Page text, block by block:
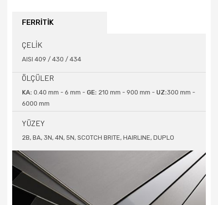
FERRİTİK
ÇELİK
AISI 409 / 430 / 434
ÖLÇÜLER
KA: 0.40 mm - 6 mm - GE: 210 mm - 900 mm - UZ:300 mm -
6000 mm
YÜZEY
2B, BA, 3N, 4N, 5N, SCOTCH BRITE, HAIRLINE, DUPLO